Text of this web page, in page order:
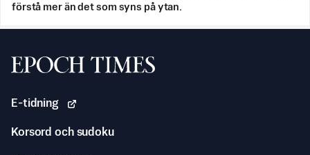
förstå mer än det som syns på ytan.
Svenska Epoch Times
E-tidning
Korsord och sudoku